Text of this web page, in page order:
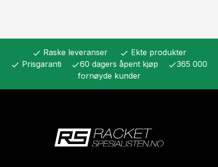
check Raske leveranser check Ekte produkter
check Prisgaranti check60 dagers åpent kjøp check365 000
fornøyde kunder